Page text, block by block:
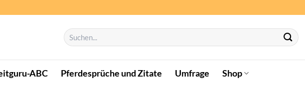
Suchen
nach:
ABC Pferdesprüche und Zitate Umfrage Shop